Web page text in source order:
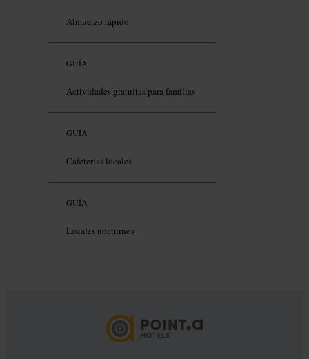
Almuerzo rápido
GUÍA
Actividades gratuitas para familias
GUÍA
Cafeterías locales
GUÍA
Locales nocturnos